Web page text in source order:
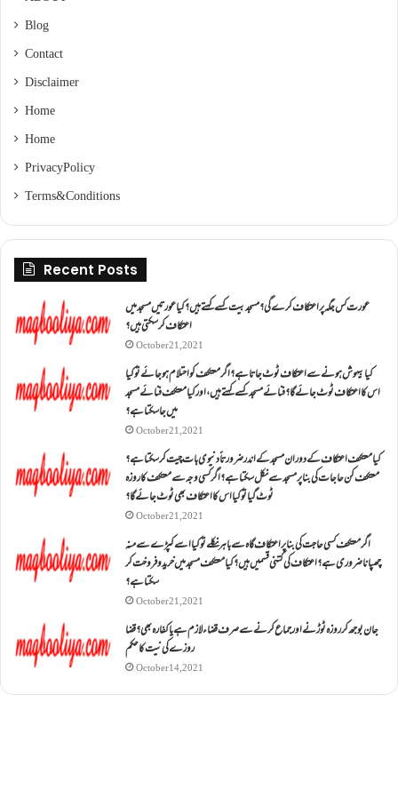
Blog
Contact
Disclaimer
Home
Home
Privacy Policy
Terms & Conditions
Recent Posts
عورت کس جگہ پر اعتکاف کرے گی؟مسجد بیت کسے کہتے ہیں؟کیا عورتیں مسجد میں
اعتکاف کر سکتی ہیں؟
October 21, 2021
کیا بیہوش ہونے سے اعتکاف ٹوٹ جاتا ہے؟ اگر معتکف کو احتلام ہو جائے تو کیا
اس کا اعتکاف ٹوٹ جائے گا؟فنائے مسجد کسے کہتے ہیں ، اور کیا معتکف فنائے مسجد
میں جا سکتا ہے؟
October 21, 2021
کیا معتکف اعتکاف کے دوران مسجد کے اندر ضرورتاً دنیوی بات چیت کر سکتا ہے؟
معتکف کن حاجات کی بنا پر مسجد سے نکل سکتا ہے؟ اگر کسی وجہ سے معتکف کا روزہ
ٹوٹ گیا تو کیا اس کا اعتکاف بھی ٹوٹ جائے گا؟
October 21, 2021
اگر معتکف کسی حاجت کی بنا پر اعتکاف گاہ سے باہر نکلے تو کیا اسے کپڑے سے منہ
چھپانا ضروری ہے؟اعتکاف کی کتنی قسمیں ہیں؟کیا معتکف مسجد میں خرید و فروخت کر
سکتا ہے؟
October 21, 2021
جان بوجھ کر روزہ ٹوڑنے اور جماع کرنے سے صرف قضاء لازم ہے یا کفارہ بھی؟ قضا
روزے کی نیت کا حکم
October 14, 2021